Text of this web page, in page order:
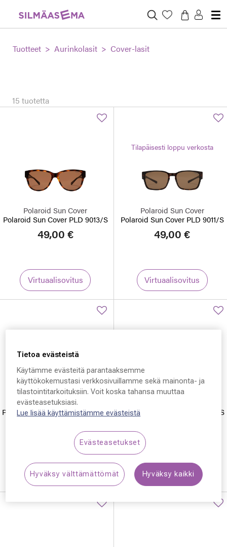
Tuotteet Aurinkolasit Cover-lasit
15 tuotetta
Polaroid Sun Cover
Polaroid Sun Cover PLD 9013/S
49,00 €
Virtuaalisovitus
Tilapäisesti loppu verkosta
Polaroid Sun Cover
Polaroid Sun Cover PLD 9011/S
49,00 €
Virtuaalisovitus
Polaroid Sun Cover
Polaroid Sun Cover PLD 9004/S
Virtuaalisovitus
Polaroid Sun Cover PLD 9021/S
Virtuaalisovitus
Tietoa evästeistä
Käytämme evästeitä parantaaksemme
käyttökokemustasi verkkosivuillamme sekä mainonta- ja
tilastointitarkoituksiin. Voit koska tahansa muuttaa
evästeasetuksiasi.
Lue lisää käyttämistämme evästeistä
Evästeasetukset
Hyväksy välttämättömät Hyväksy kaikki